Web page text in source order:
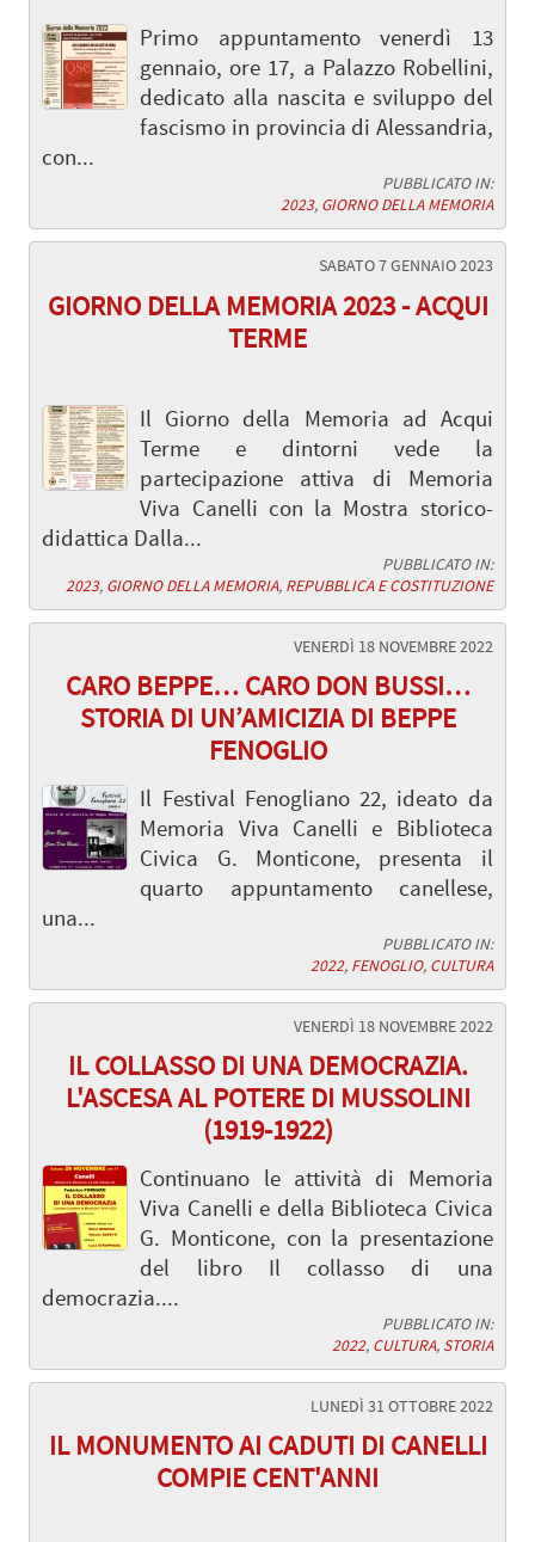
Primo appuntamento venerdì 13
gennaio, ore 17, a Palazzo Robellini,
dedicato alla nascita e sviluppo del
fascismo in provincia di Alessandria,
con...
PUBBLICATO IN:
2023, GIORNO DELLA MEMORIA
SABATO 7 GENNAIO 2023
GIORNO DELLA MEMORIA 2023 - ACQUI
TERME
Il Giorno della Memoria ad Acqui
Terme e dintorni vede la
partecipazione attiva di Memoria
Viva Canelli con la Mostra storico-
didattica Dalla...
PUBBLICATO IN:
2023, GIORNO DELLA MEMORIA, REPUBBLICA E COSTITUZIONE
VENERDÌ 18 NOVEMBRE 2022
CARO BEPPE… CARO DON BUSSI…
STORIA DI UN’AMICIZIA DI BEPPE
FENOGLIO
Il Festival Fenogliano 22, ideato da
Memoria Viva Canelli e Biblioteca
Civica G. Monticone, presenta il
quarto appuntamento canellese,
una...
PUBBLICATO IN:
2022, FENOGLIO, CULTURA
VENERDÌ 18 NOVEMBRE 2022
IL COLLASSO DI UNA DEMOCRAZIA.
L'ASCESA AL POTERE DI MUSSOLINI
(1919-1922)
Continuano le attività di Memoria
Viva Canelli e della Biblioteca Civica
G. Monticone, con la presentazione
del libro Il collasso di una
democrazia....
PUBBLICATO IN:
2022, CULTURA, STORIA
LUNEDÌ 31 OTTOBRE 2022
IL MONUMENTO AI CADUTI DI CANELLI
COMPIE CENT'ANNI